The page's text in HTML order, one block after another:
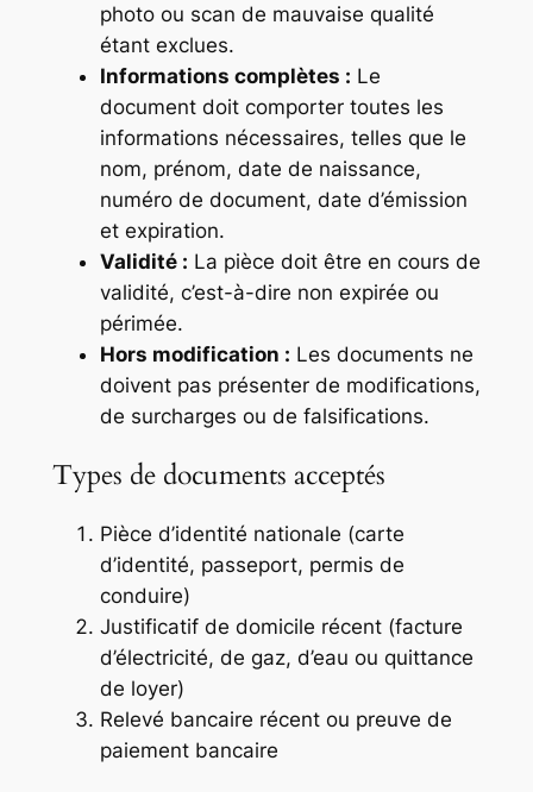
photo ou scan de mauvaise qualité
étant exclues.
Informations complètes : Le
document doit comporter toutes les
informations nécessaires, telles que le
nom, prénom, date de naissance,
numéro de document, date d’émission
et expiration.
Validité : La pièce doit être en cours de
validité, c’est-à-dire non expirée ou
périmée.
Hors modification : Les documents ne
doivent pas présenter de modifications,
de surcharges ou de falsifications.
Types de documents acceptés
Pièce d’identité nationale (carte
d’identité, passeport, permis de
conduire)
Justificatif de domicile récent (facture
d’électricité, de gaz, d’eau ou quittance
de loyer)
Relevé bancaire récent ou preuve de
paiement bancaire